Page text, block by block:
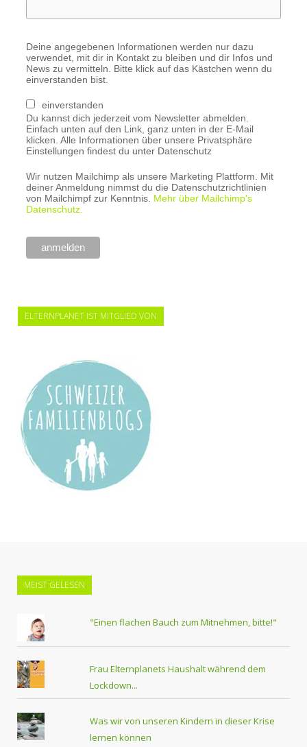
Deine angegebenen Informationen werden nur dazu
verwendet, mit dir in Kontakt zu bleiben und dir Infos und
News zu vermitteln. Bitte klick auf das Kästchen wenn du
einverstanden bist.
einverstanden
Du kannst dich jederzeit vom Newsletter abmelden.
Einfach unten auf den Link, ganz unten in der E-Mail
klicken. Alle Informationen über unsere Privatsphäre
Einstellungen findest du unter Datenschutz
Wir nutzen Mailchimp als unsere Marketing Plattform. Mit
deiner Anmeldung nimmst du die Datenschutzrichtlinien
von Mailchimpf zur Kenntnis. Mehr über Mailchimp's
Datenschutz.
ELTERNPLANET IST MITGLIED VON
MEIST GELESEN
"Einen flachen Bauch zum Mitnehmen, bitte!"
Frau Elternplanets Haushalt während dem
Lockdown...
Was wir von unseren Kindern in dieser Krise
lernen können